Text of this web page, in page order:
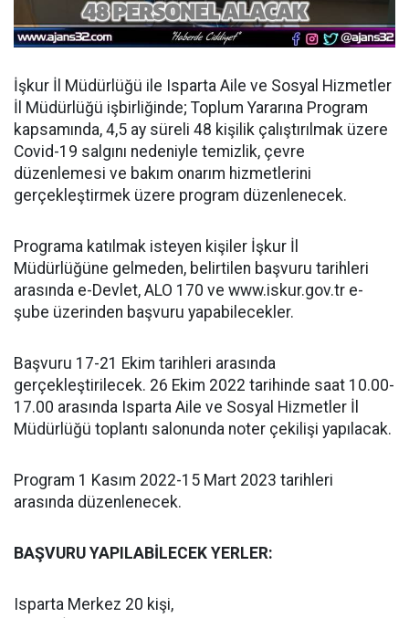
İşkur İl Müdürlüğü ile Isparta Aile ve Sosyal Hizmetler
İl Müdürlüğü işbirliğinde; Toplum Yararına Program
kapsamında, 4,5 ay süreli 48 kişilik çalıştırılmak üzere
Covid-19 salgını nedeniyle temizlik, çevre
düzenlemesi ve bakım onarım hizmetlerini
gerçekleştirmek üzere program düzenlenecek.
Programa katılmak isteyen kişiler İşkur İl
Müdürlüğüne gelmeden, belirtilen başvuru tarihleri
arasında e-Devlet, ALO 170 ve www.iskur.gov.tr e-
şube üzerinden başvuru yapabilecekler.
Başvuru 17-21 Ekim tarihleri arasında
gerçekleştirilecek. 26 Ekim 2022 tarihinde saat 10.00-
17.00 arasında Isparta Aile ve Sosyal Hizmetler İl
Müdürlüğü toplantı salonunda noter çekilişi yapılacak.
Program 1 Kasım 2022-15 Mart 2023 tarihleri
arasında düzenlenecek.
BAŞVURU YAPILABİLECEK YERLER:
Isparta Merkez 20 kişi,